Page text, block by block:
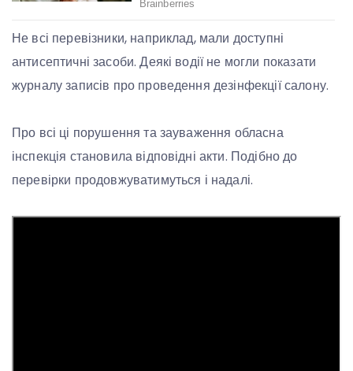
Не всі перевізники, наприклад, мали доступні
антисептичні засоби. Деякі водії не могли показати
журналу записів про проведення дезінфекції салону.
Про всі ці порушення та зауваження обласна
інспекція становила відповідні акти. Подібно до
перевірки продовжуватимуться і надалі.